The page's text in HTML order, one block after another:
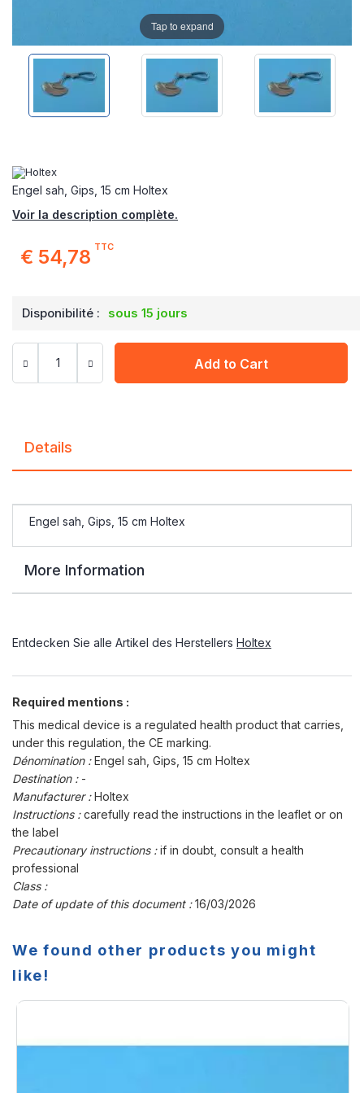
Engel sah, Gips, 15 cm Holtex
Voir la description complète.
€ 54,78 TTC
Disponibilité : sous 15 jours
Add to Cart
Tap to expand
Details
Engel sah, Gips, 15 cm Holtex
More Information
Entdecken Sie alle Artikel des Herstellers Holtex
Required mentions :
This medical device is a regulated health product that carries,
under this regulation, the CE marking.
Dénomination :Engel sah, Gips, 15 cm Holtex
Destination : -
Manufacturer :Holtex
Instructions :carefully read the instructions in the leaflet or on
the label
Precautionary instructions :if in doubt, consult a health
professional
Class :
Date of update of this document :16/03/2026
We found other products you might
like!